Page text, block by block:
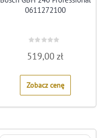
0611272100
0
5
519,00zł
Zobacz cenę